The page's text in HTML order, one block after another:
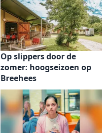
Op slippers door de
zomer: hoogseizoen op
Breehees